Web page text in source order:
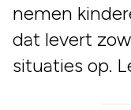
nemen
dat levert
situaties op.